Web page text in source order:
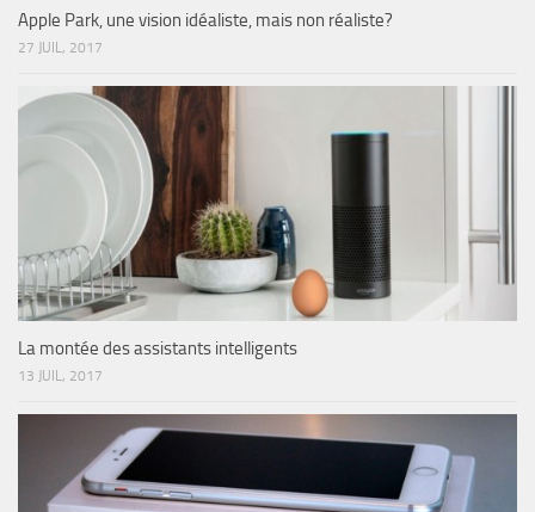
Apple Park, une vision idéaliste, mais non réaliste?
27 JUIL, 2017
La montée des assistants intelligents
13 JUIL, 2017